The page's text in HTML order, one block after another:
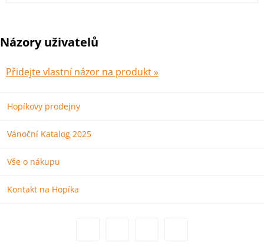
Názory uživatelů
Přidejte vlastní názor na produkt »
Hopíkovy prodejny
Vánoční Katalog 2025
Vše o nákupu
Kontakt na Hopíka